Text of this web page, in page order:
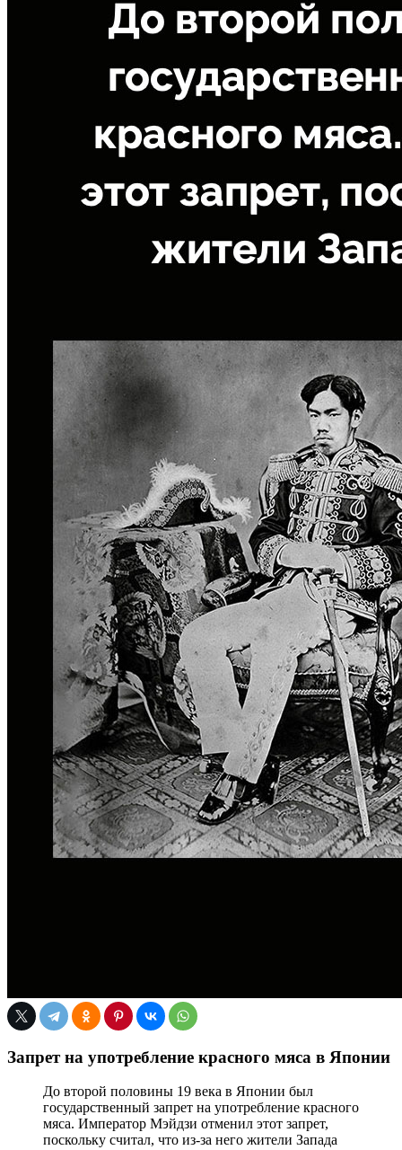
Запрет на употребление красного мяса в Японии
До второй половины 19 века в Японии был
государственный запрет на употребление красного
мяса. Император Мэйдзи отменил этот запрет,
поскольку считал, что из-за него жители Запада